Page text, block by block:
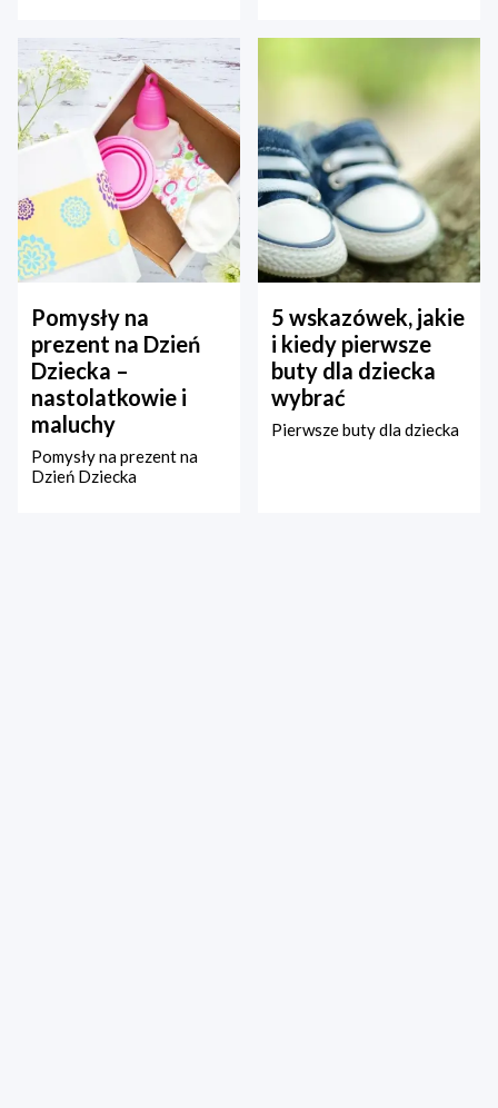
Pomysły na
prezent na Dzień
Dziecka –
nastolatkowie i
maluchy
Pomysły na prezent na
Dzień Dziecka
5 wskazówek, jakie
i kiedy pierwsze
buty dla dziecka
wybrać
Pierwsze buty dla dziecka